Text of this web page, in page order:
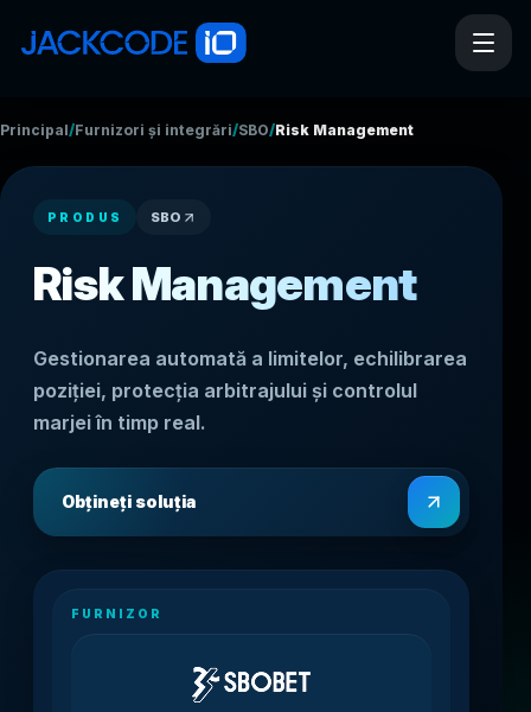
Principal/Furnizori și integrări/SBO/Risk Management
PRODUS SBO
Risk Management
Gestionarea automată a limitelor, echilibrarea
poziției, protecția arbitrajului și controlul
marjei în timp real.
Obțineți soluția
FURNIZOR